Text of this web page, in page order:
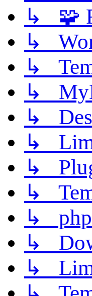
↳ 🧩
↳
↳
↳
↳
↳
↳
↳
↳
↳
↳